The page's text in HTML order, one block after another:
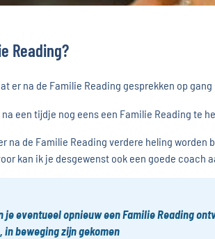
Reading?
er na de Familie Reading gesprekken op
een tijdje nog eens een Familie Reading te
na de Familie Reading verdere heling
kan ik je desgewenst ook een goede coach
je eventueel opnieuw een Familie Reading
beweging zijn gekomen